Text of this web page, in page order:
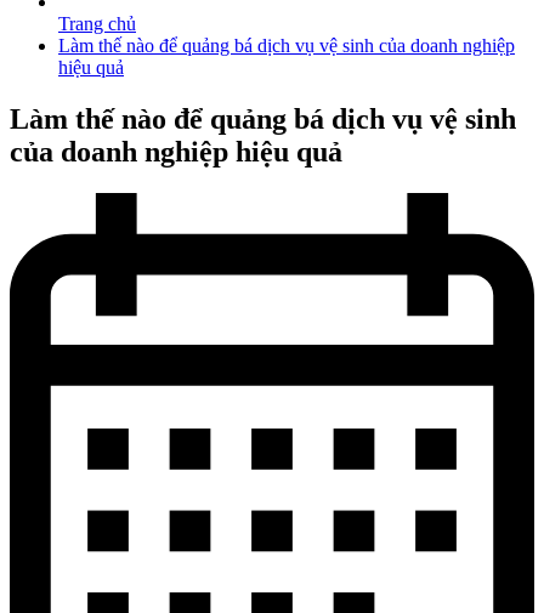
Trang chủ
Làm thế nào để quảng bá dịch vụ vệ sinh của doanh nghiệp
hiệu quả
Làm thế nào để quảng bá dịch vụ vệ sinh
của doanh nghiệp hiệu quả